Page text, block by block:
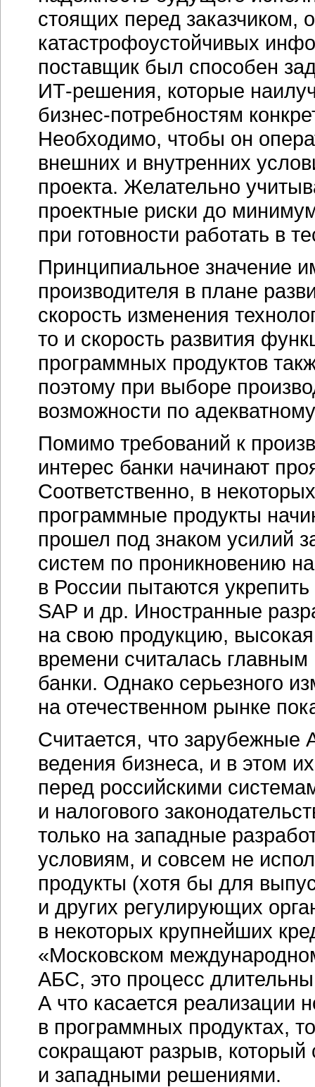
стоящих перед заказчиком,
катастрофоустойчивых
поставщик был способен
ИТ-решения, которые
бизнес-потребностям
Необходимо, чтобы он
внешних и внутренних
проекта. Желательно
проектные риски до
при готовности работать в
Принципиальное значение
производителя в плане
скорость изменения
то и скорость развития
программных продуктов
поэтому при выборе
возможности по
Помимо требований к
интерес банки начинают
Соответственно, в
программные продукты
прошел под знаком усилий
систем по проникновению
в России пытаются
SAP и др. Иностранные
на свою продукцию,
времени считалась главным
банки. Однако серьезного
на отечественном рынке
Считается, что зарубежные
ведения бизнеса, и в этом
перед российскими
и налогового
только на западные
условиям, и совсем не
продукты (хотя бы для
и других регулирующих
в некоторых крупнейших
«Московском
АБС, это процесс
А что касается реализации
в программных продуктах,
сокращают разрыв, который
и западными решениями.